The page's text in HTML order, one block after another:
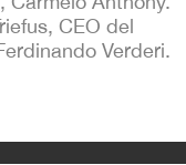
CEO del
Verderi.